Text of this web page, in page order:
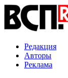
Редакция
Авторы
Реклама